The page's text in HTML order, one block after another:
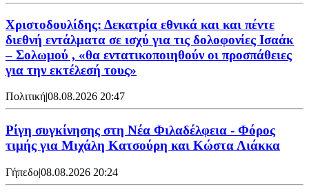
Χριστοδουλίδης: Δεκατρία εθνικά και και πέντε
διεθνή εντάλματα σε ισχύ για τις δολοφονίες Ισαάκ
– Σολωμού , «θα εντατικοποιηθούν οι προσπάθειες
για την εκτέλεσή τους»
Πολιτική|08.08.2026 20:47
Ρίγη συγκίνησης στη Νέα Φιλαδέλφεια - Φόρος
τιμής για Μιχάλη Κατσούρη και Κώστα Λιάκκα
Γήπεδο|08.08.2026 20:24